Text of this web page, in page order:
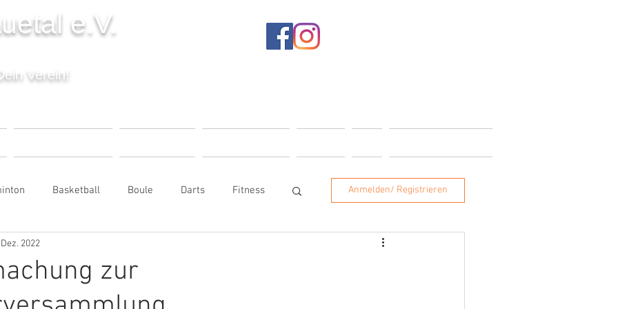
e.V.
Verein!
Basketball Boule Darts Fitness
Kinderturnen
Tischtennis Trampolin Volleyball
Anmelden/ Registrieren
zur
2022